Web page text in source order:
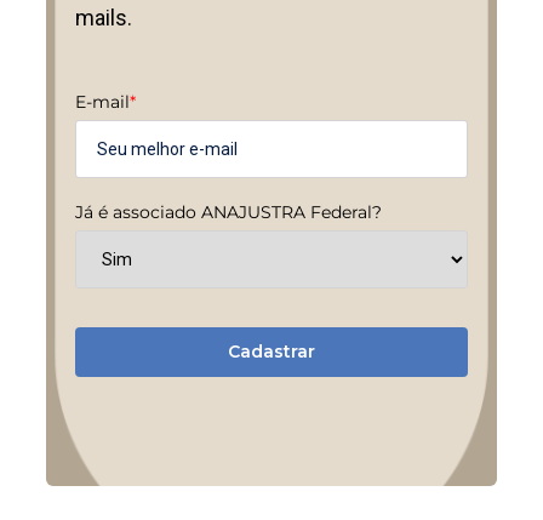
mails.
E-mail*
Já é associado ANAJUSTRA Federal?
Cadastrar